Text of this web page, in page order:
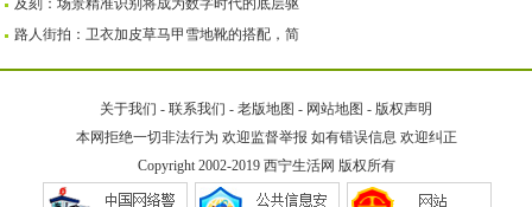
及刻：场景精准识别将成为数字时代的底层驱
路人街拍：卫衣加皮草马甲雪地靴的搭配，简
关于我们 - 联系我们 - 老版地图 - 网站地图 - 版权声明
本网拒绝一切非法行为 欢迎监督举报 如有错误信息 欢迎纠正
Copyright 2002-2019 西宁生活网 版权所有